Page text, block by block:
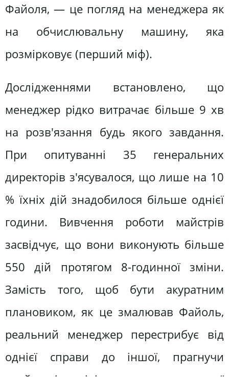
Файоля, — це погляд на менеджера як
на обчислювальну машину, яка
розмірковує (перший міф).
Дослідженнями встановлено, що
менеджер рідко витрачає більше 9 хв
на розв'язання будь якого завдання.
При опитуванні 35 генеральних
директорів з'ясувалося, що лише на 10
% їхніх дій знадобилося більше однієї
години. Вивчення роботи майстрів
засвідчує, що вони виконують більше
550 дій протягом 8-годинної зміни.
Замість того, щоб бути акуратним
плановиком, як це змалював Файоль,
реальний менеджер перестрибує від
однієї справи до іншої, прагнучи